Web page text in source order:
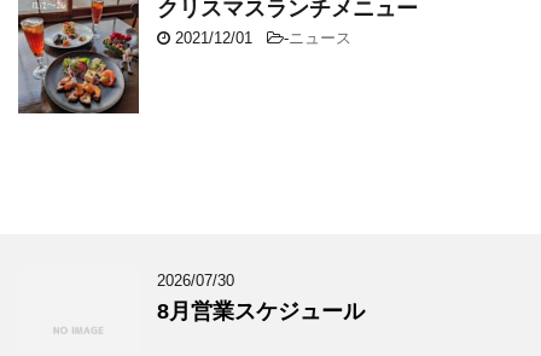
クリスマスランチメニュー
2021/12/01 -ニュース
2026/07/30
8月営業スケジュール